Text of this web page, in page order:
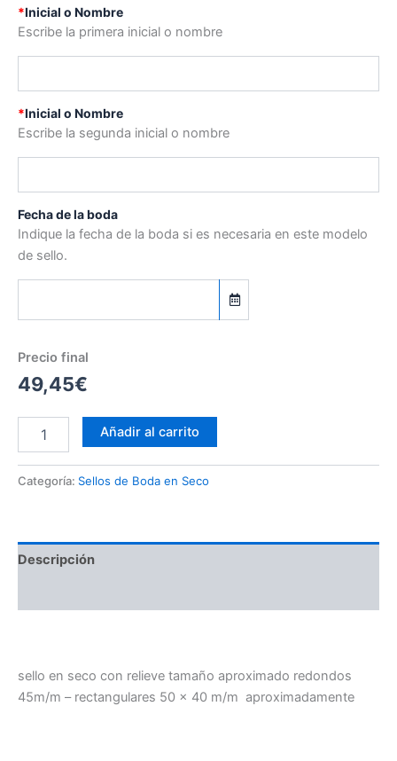
*Inicial o Nombre
Escribe la primera inicial o nombre
*Inicial o Nombre
Escribe la segunda inicial o nombre
Fecha de la boda
Indique la fecha de la boda si es necesaria en este modelo
de sello.
Precio final
49,45€
Añadir al carrito
Categoría: Sellos de Boda en Seco
Descripción
sello en seco con relieve tamaño aproximado redondos
45m/m – rectangulares 50 x 40 m/m aproximadamente